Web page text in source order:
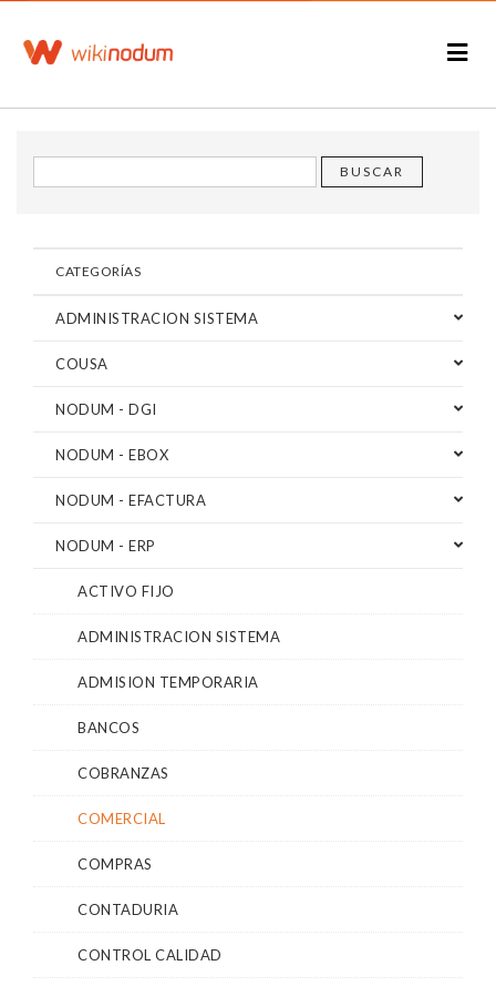
CATEGORÍAS
ADMINISTRACION SISTEMA
COUSA
NODUM - DGI
NODUM - EBOX
NODUM - EFACTURA
NODUM - ERP
ACTIVO FIJO
ADMINISTRACION SISTEMA
ADMISION TEMPORARIA
BANCOS
COBRANZAS
COMERCIAL
COMPRAS
CONTADURIA
CONTROL CALIDAD